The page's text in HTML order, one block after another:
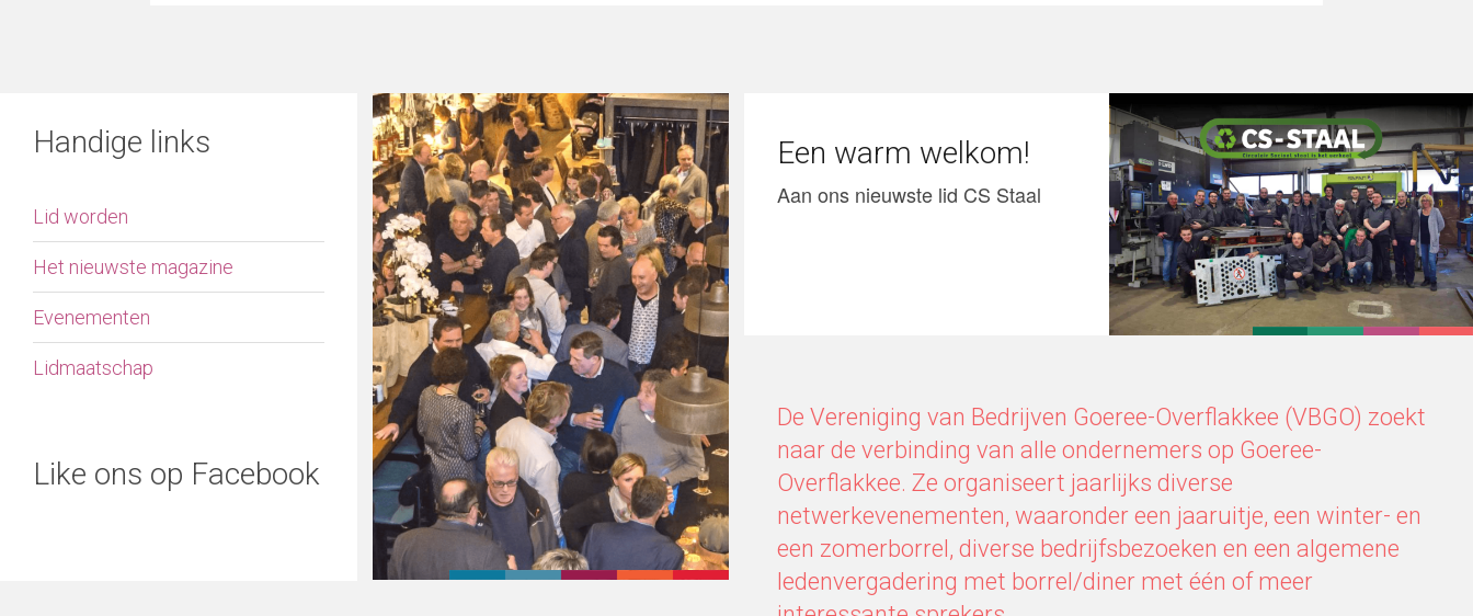
Handige links
Lid worden
Het nieuwste magazine
Evenementen
Lidmaatschap
Like ons op Facebook
Een warm welkom!
Aan ons nieuwste lid CS Staal
De Vereniging van Bedrijven Goeree-Overflakkee (VBGO) zoekt
naar de verbinding van alle ondernemers op Goeree-
Overflakkee. Ze organiseert jaarlijks diverse
netwerkevenementen, waaronder een jaaruitje, een winter- en
een zomerborrel, diverse bedrijfsbezoeken en een algemene
ledenvergadering met borrel/diner met één of meer